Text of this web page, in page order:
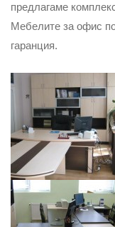
предлагаме
Мебелите за офис
гаранция.